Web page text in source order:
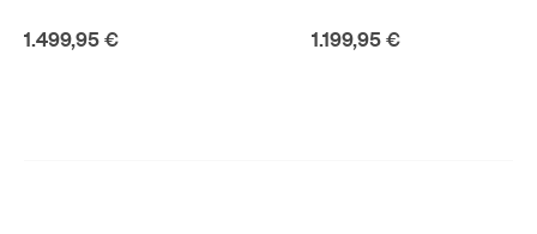
1.499,95 €
1.199,95 €